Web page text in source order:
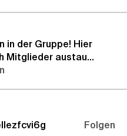
in der Gruppe! Hier
Mitglieder austau...
Folgen